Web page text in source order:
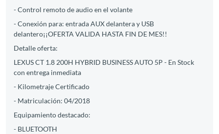
- Control remoto de audio en el volante
- Conexión para: entrada AUX delantera y USB
delantero¡¡OFERTA VALIDA HASTA FIN DE MES!!
Detalle oferta:
LEXUS CT 1.8 200H HYBRID BUSINESS AUTO 5P - En Stock
con entrega inmediata
- Kilometraje Certificado
- Matriculación: 04/2018
Equipamiento destacado:
- BLUETOOTH